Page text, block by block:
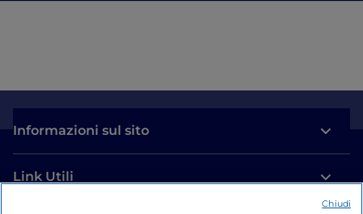
Informazioni sul sito
Link Utili
Chiudi